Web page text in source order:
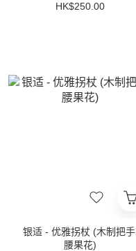
HK$250.00
银适 - 优雅拐杖 (木制把手,
腰果花)